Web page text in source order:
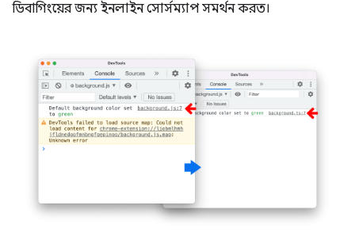
ডিবাগিংয়ের জন্য ইনলাইন সোর্সম্যাপ সমর্থন করত।